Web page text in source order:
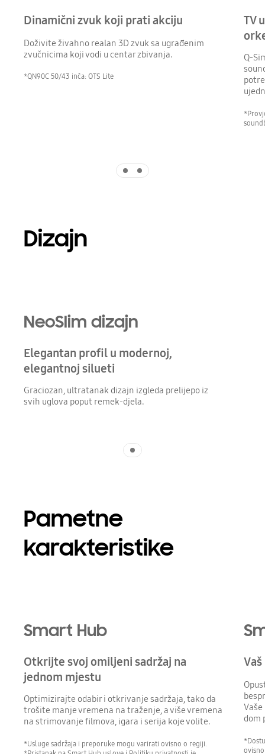
Dinamični zvuk koji prati akciju
Doživite živahno realan 3D zvuk sa ugrađenim
zvučnicima koji vodi u centar zbivanja.
*QN90C 50/43 inča: OTS Lite
TV
Q-
Dizajn
NeoSlim dizajn
Elegantan profil u modernoj,
elegantnoj silueti
Graciozan, ultratanak dizajn izgleda prelijepo iz
svih uglova poput remek-djela.
Pametne
karakteristike
Smart Hub
Otkrijte svoj omiljeni sadržaj na
jednom mjestu
Optimizirajte odabir i otkrivanje sadržaja, tako da
trošite manje vremena na traženje, a više vremena
na strimovanje filmova, igara i serija koje volite.
*Usluge sadržaja i preporuke mogu varirati ovisno o regiji.
dom